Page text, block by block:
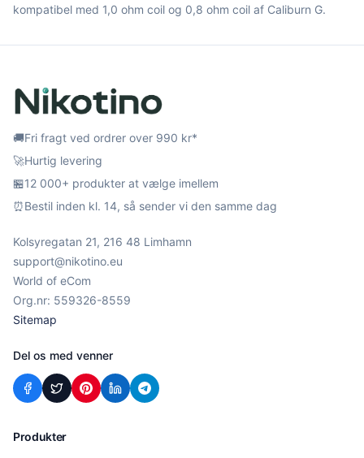
kompatibel med 1,0 ohm coil og 0,8 ohm coil af Caliburn G.
🚚Fri fragt ved ordrer over 990 kr*
🚀Hurtig levering
🏪12 000+ produkter at vælge imellem
⏰Bestil inden kl. 14, så sender vi den samme dag
Kolsyregatan 21, 216 48 Limhamn
support@nikotino.eu
World of eCom
Org.nr: 559326-8559
Sitemap
Del os med venner
Produkter